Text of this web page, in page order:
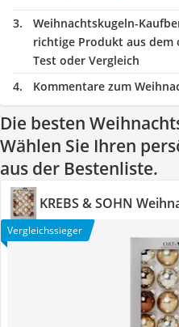
Weihnachtskugeln-
richtige Produkt aus dem
Test oder Vergleich
Kommentare zum
Die besten
Wählen Sie Ihren
aus der Bestenliste.
KREBS & SOHN
Vergleichssieger